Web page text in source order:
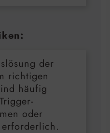
der
richtigen
häufig
oder
erforderlich.